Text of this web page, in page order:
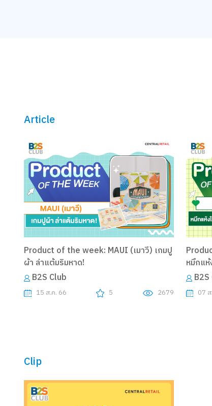
Article
Product of the week: MAUI (เมาวี) เกมปู
ผ้า ล่าแต้มริมหาด!
B2S Club
15 ส.ค. 66 5 2679
หมึกแ
07
Clip